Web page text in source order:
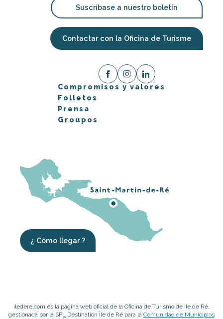
Suscríbase a nuestro boletín
Contactar con la Oficina de Turisme
Compromisos y valores
Folletos
Prensa
Groupos
¿ Cómo llegar ?
iledere.com es la página web oficial de la Oficina de Turismo de Ile de Ré,
gestionada por la SPL Destination Île de Ré para la Comunidad de Municipios